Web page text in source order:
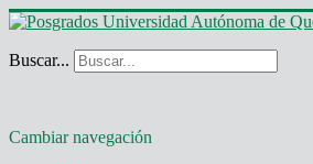
Buscar...
Cambiar navegación